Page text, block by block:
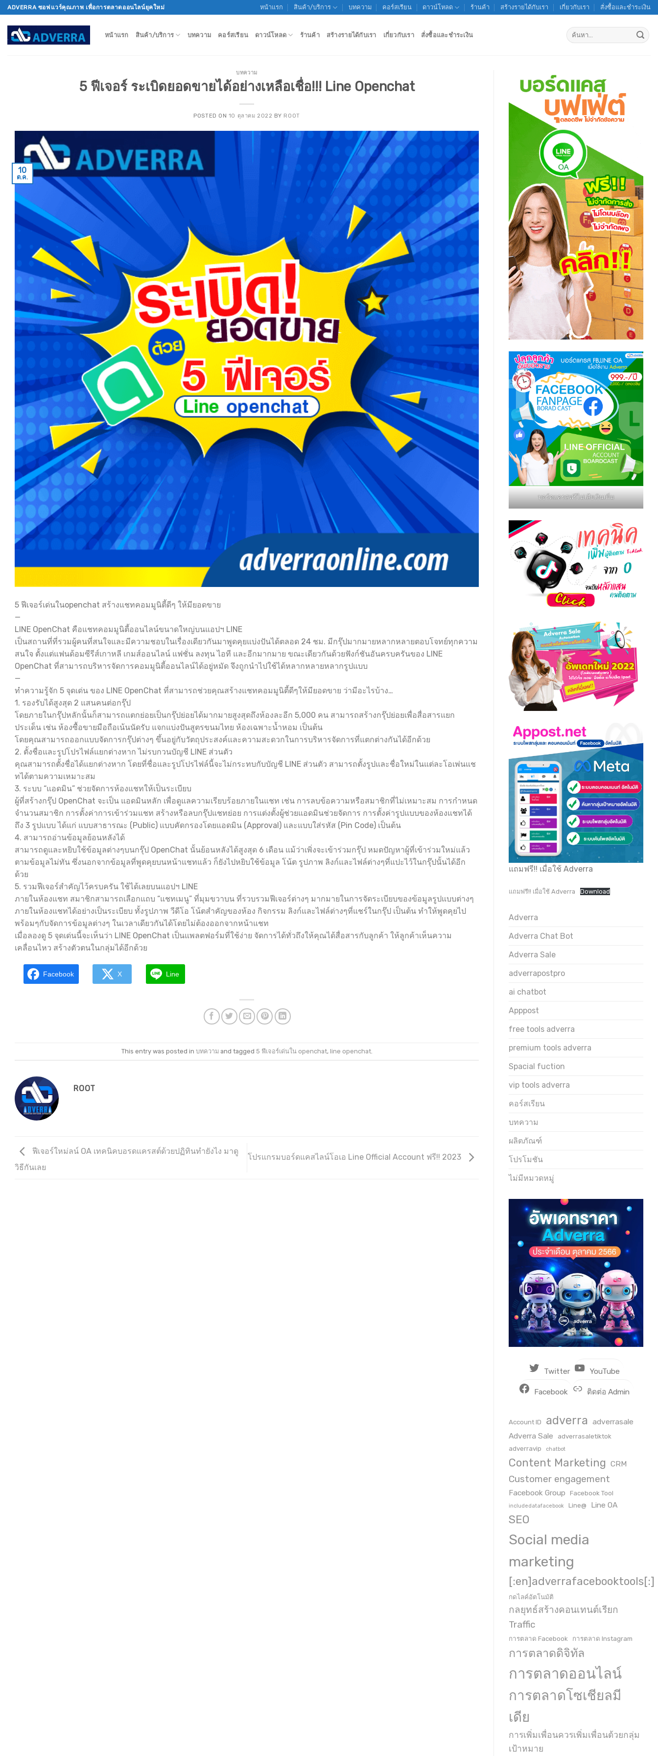
Skip
to
content
ADVERRA ซอฟแวร์คุณภาพ เพื่อการตลาดออนไลน์ยุคใหม่ หน้าแรก สินค้า/บริการ บทความ คอร์สเรียน ดาวน์โหลด ร้านค้า สร้างรายได้กับเรา เกี่ยวกับเรา สั่งซื้อและชำระเงิน
หน้าแรก สินค้า/บริการ บทความ คอร์สเรียน ดาวน์โหลด ร้านค้า สร้างรายได้กับเรา เกี่ยวกับเรา สั่งซื้อและชำระเงิน
ค้นหา:
บทความ
5 ฟีเจอร์ ระเบิดยอดขายได้อย่างเหลือเชื่อ!!! Line Openchat
POSTED ON 10 ตุลาคม 2022 BY ROOT
10
ต.ค.
5 ฟีเจอร์เด่นในopenchat สร้างแชทคอมมูนิตี้ดีๆ ให้มียอดขาย
—
LINE OpenChat คือแชทคอมมูนิตี้ออนไลน์ขนาดใหญ่บนแอปฯ LINE
เป็นสถานที่ที่รวมผู้คนที่สนใจและมีความชอบในเรื่องเดียวกันมาพูดคุยแบ่งปันได้ตลอด 24 ชม. มีกรุ๊ปมากมายหลากหลายตอบโจทย์ทุกความ
สนใจ ตั้งแต่แฟนด้อมซีรีส์เกาหลี เกมส์ออนไลน์ แฟชั่น ลงทุน ไอที และอีกมากมาย ขณะเดียวกันด้วยฟังก์ชันอันครบครันของ LINE
OpenChat ที่สามารถบริหารจัดการคอมมูนิตี้ออนไลน์ได้อยู่หมัด จึงถูกนำไปใช้ได้หลากหลายหลากรูปแบบ
—
ทำความรู้จัก 5 จุดเด่น ของ LINE OpenChat ที่สามารถช่วยคุณสร้างแชทคอมมูนิตี้ดีๆให้มียอดขาย ว่ามีอะไรบ้าง…
1. รองรับได้สูงสุด 2 แสนคนต่อกรุ๊ป
โดยภายในกรุ๊ปหลักนั้นก็สามารถแตกย่อยเป็นกรุ๊ปย่อยได้มากมายสูงสุดถึงห้องละอีก 5,000 คน สามารถสร้างกรุ๊ปย่อยเพื่อสื่อสารแยก
ประเด็น เช่น ห้องซื้อขายมือถือเน้นนัดรับ แจกแบ่งปันสูตรขนมไทย ห้องเฉพาะน้ำหอม เป็นต้น
โดยคุณสามารถออกแบบจัดการกรุ๊ปต่างๆ ขึ้นอยู่กับวัตถุประสงค์และความสะดวกในการบริหารจัดการที่แตกต่างกันได้อีกด้วย
2. ตั้งชื่อและรูปโปรไฟล์แยกต่างหาก ไม่รบกวนบัญชี LINE ส่วนตัว
คุณสามารถตั้งชื่อได้แยกต่างหาก โดยที่ชื่อและรูปโปรไฟล์นี้จะไม่กระทบกับบัญชี LINE ส่วนตัว สามารถตั้งรูปและชื่อใหม่ในแต่ละโอเพ่นแช
ทได้ตามความเหมาะสม
3. ระบบ “แอดมิน” ช่วยจัดการห้องแชทให้เป็นระเบียบ
ผู้ที่สร้างกรุ๊ป OpenChat จะเป็น แอดมินหลัก เพื่อดูแลความเรียบร้อยภายในแชท เช่น การลบข้อความหรือสมาชิกที่ไม่เหมาะสม การกำหนด
จำนวนสมาชิก การตั้งค่าการเข้าร่วมแชท สร้างหรือลบกรุ๊ปแชทย่อย การแต่งตั้งผู้ช่วยแอดมินช่วยจัดการ การตั้งค่ารูปแบบของห้องแชทได้
ถึง 3 รูปแบบ ได้แก่ แบบสาธารณะ (Public) แบบคัดกรองโดยแอดมิน (Approval) และแบบใส่รหัส (Pin Code) เป็นต้น
4. สามารถอ่านข้อมูลย้อนหลังได้
สามารถดูและหยิบใช้ข้อมูลต่างๆบนกรุ๊ป OpenChat นั้นย้อนหลังได้สูงสุด 6 เดือน แม้ว่าเพิ่งจะเข้าร่วมกรุ๊ป หมดปัญหาผู้ที่เข้าร่วมใหม่แล้ว
ตามข้อมูลไม่ทัน ซึ่งนอกจากข้อมูลที่พูดคุยบนหน้าแชทแล้ว ก็ยังไปหยิบใช้ข้อมูล โน้ต รูปภาพ ลิงก์และไฟล์ต่างๆที่แปะไว้ในกรุ๊ปนั้นได้อีก
ด้วย
5. รวมฟีเจอร์สำคัญไว้ครบครัน ใช้ได้เลยบนแอปฯ LINE
ภายในห้องแชท สมาชิกสามารถเลือกแถบ “แชทเมนู” ที่มุมขวาบน ที่รวบรวมฟีเจอร์ต่างๆ มากมายในการจัดระเบียบของข้อมูลรูปแบบต่างๆ
ภายในห้องแชทได้อย่างเป็นระเบียบ ทั้งรูปภาพ วีดีโอ โน้ตสำคัญของห้อง กิจกรรม ลิงก์และไฟล์ต่างๆที่แชร์ในกรุ๊ป เป็นต้น ทำให้พูดคุยไป
พร้อมๆกับจัดการข้อมูลต่างๆ ในเวลาเดียวกันได้โดยไม่ต้องออกจากหน้าแชท
เมื่อลองดู 5 จุดเด่นนี้จะเห็นว่า LINE OpenChat เป็นแพลตฟอร์มที่ใช้ง่าย จัดการได้ทั่วถึงให้คุณได้สื่อสารกับลูกค้า ให้ลูกค้าเห็นความ
เคลื่อนไหว สร้างตัวตนในกลุ่มได้อีกด้วย
Facebook X Line
This entry was posted in บทความ and tagged 5 ฟีเจอร์เด่นใน openchat, line openchat.
ROOT
ฟีเจอร์ใหม่ลน์ OA เทคนิคบอรดแครสต์ด้วยปฏิทินทำยังไง มาดู
วิธีกันเลย
โปรแกรมบอร์ดแคสไลน์โอเอ Line Official Account ฟรี!! 2023
บอร์ดแครสฟรีไม่เสียเงินเพิ่ม
แถมฟรี!! เมื่อใช้ Adverra
แถมฟรี!! เมื่อใช้ Adverra Download
Adverra
Adverra Chat Bot
Adverra Sale
adverrapostpro
ai chatbot
Apppost
free tools adverra
premium tools adverra
Spacial fuction
vip tools adverra
คอร์สเรียน
บทความ
ผลิตภัณฑ์
โปรโมชัน
ไม่มีหมวดหมู่
Twitter YouTube
Facebook ติดต่อ Admin
Account ID adverra adverrasale
Adverra Sale
adverrasaletiktok
adverravip
chatbot
Content Marketing CRM
Customer engagement
Facebook Group Facebook Tool
includedatafacebook Line@ Line OA
SEO
Social media
marketing
[:en]adverrafacebooktools[:]
กดไลค์อัตโนมัติ
กลยุทธ์สร้างคอนเทนต์เรียก
Traffic
การตลาด Facebook การตลาด Instagram
การตลาดดิจิทัล
การตลาดออนไลน์
การตลาดโซเชียลมี
เดีย
การเพิ่มเพื่อนควรเพิ่มเพื่อนด้วยกลุ่ม
เป้าหมาย